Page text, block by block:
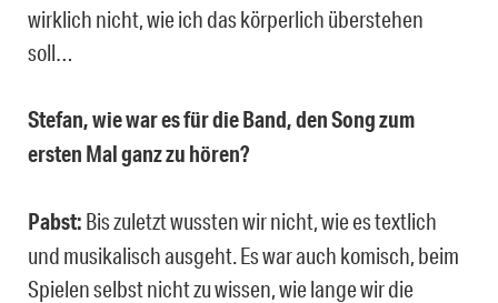
wirklich nicht, wie ich das körperlich überstehen
soll…
Stefan, wie war es für die Band, den Song zum
ersten Mal ganz zu hören?
Pabst: Bis zuletzt wussten wir nicht, wie es textlich
und musikalisch ausgeht. Es war auch komisch, beim
Spielen selbst nicht zu wissen, wie lange wir die